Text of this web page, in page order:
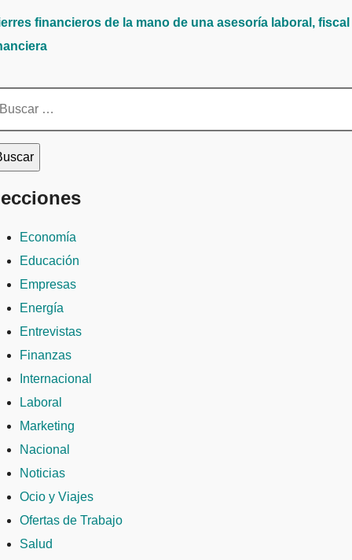
financieros de la mano de una asesoría laboral, fiscal
Economía
Educación
Empresas
Energía
Entrevistas
Finanzas
Internacional
Laboral
Marketing
Nacional
Noticias
Ocio y Viajes
Ofertas de Trabajo
Salud